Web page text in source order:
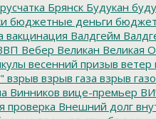
Брянск Будукан
бюджетные деньги
вакцинация Валдгейм
Вебер Великан Великая
весенний призыв ветер
взрыв взрыв газа взрыв
Винников вице-премьер
проверка Внешний долг